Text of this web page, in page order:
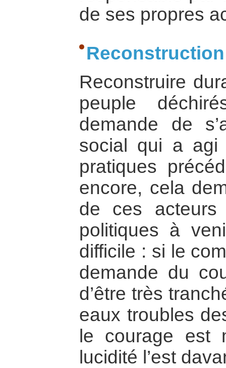
de ses propres
Reconstruction
Reconstruire
peuple
demande de
social qui a agi
pratiques
encore, cela
de ces acteurs
politiques à
difficile : si le
demande du
d’être très
eaux troubles
le courage est
lucidité l’est